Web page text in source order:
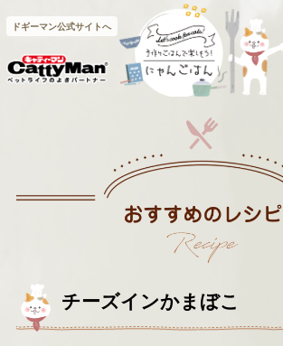
ドギーマン公式サイトへ
チーズインかまぼこ